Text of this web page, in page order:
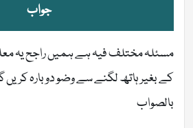
جواب
مسئلہ مختلف فیہ ہے ہمیں راجح یہ
کے بغیر ہاتھ لگنے سے وضو دوبارہ کریں
بالصواب